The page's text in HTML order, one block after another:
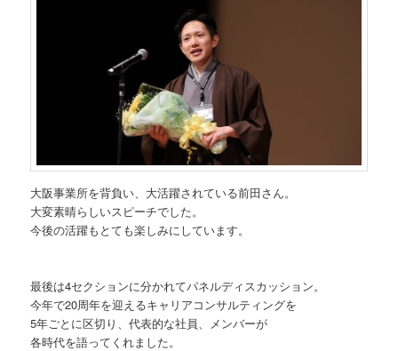
大阪事業所を背負い、大活躍されている前田さん。
大変素晴らしいスピーチでした。
今後の活躍もとても楽しみにしています。
最後は4セクションに分かれてパネルディスカッション。
今年で20周年を迎えるキャリアコンサルティングを
5年ごとに区切り、代表的な社員、メンバーが
各時代を語ってくれました。